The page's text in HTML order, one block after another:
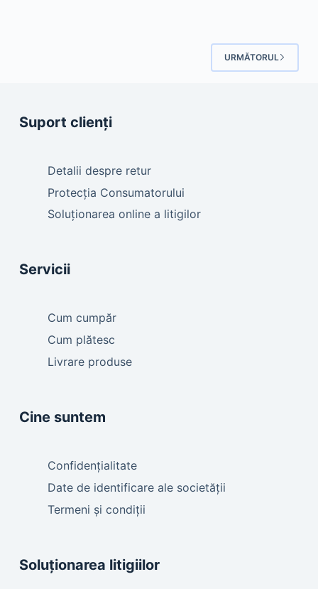
URMĂTORUL
Suport clienți
Detalii despre retur
Protecția Consumatorului
Soluționarea online a litigilor
Servicii
Cum cumpăr
Cum plătesc
Livrare produse
Cine suntem
Confidențialitate
Date de identificare ale societății
Termeni și condiții
Soluționarea litigiilor